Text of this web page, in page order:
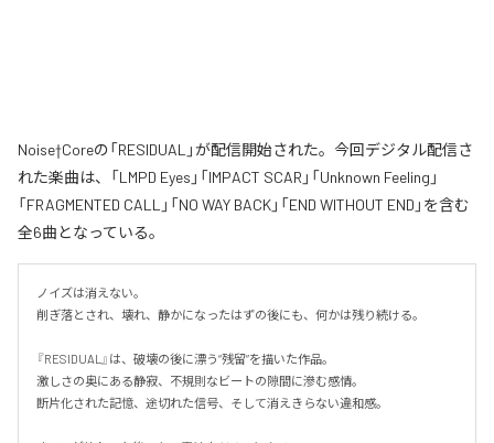
Noise†Coreの「RESIDUAL」が配信開始された。今回デジタル配信さ
れた楽曲は、「LMPD Eyes」「IMPACT SCAR」「Unknown Feeling」
「FRAGMENTED CALL」「NO WAY BACK」「END WITHOUT END」を含む
全6曲となっている。
ノイズは消えない。
削ぎ落とされ、壊れ、静かになったはずの後にも、何かは残り続ける。
『RESIDUAL』は、破壊の後に漂う“残留”を描いた作品。
激しさの奥にある静寂、不規則なビートの隙間に滲む感情。
断片化された記憶、途切れた信号、そして消えきらない違和感。